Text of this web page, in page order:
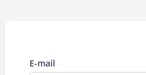
E-mail